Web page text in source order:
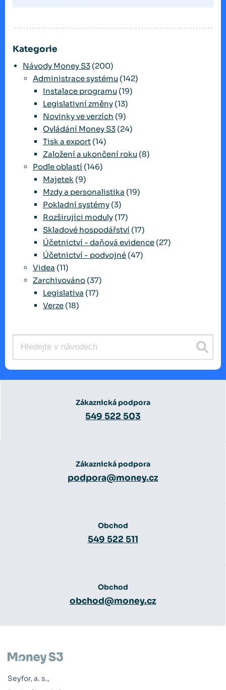
Kategorie
Návody Money S3 (200)
Administrace systému (142)
Instalace programu (19)
Legislativní změny (13)
Novinky ve verzích (9)
Ovládání Money S3 (24)
Tisk a export (14)
Založení a ukončení roku (8)
Podle oblastí (146)
Majetek (9)
Mzdy a personalistika (19)
Pokladní systémy (3)
Rozširujíci moduly (17)
Skladové hospodářství (17)
Účetnictví - daňová evidence (27)
Účetnictví - podvojné (47)
Videa (11)
Zarchivováno (37)
Legislativa (17)
Verze (18)
Zákaznická podpora
549 522 503
Zákaznická podpora
podpora@money.cz
Obchod
549 522 511
Obchod
obchod@money.cz
Seyfor, a. s.,